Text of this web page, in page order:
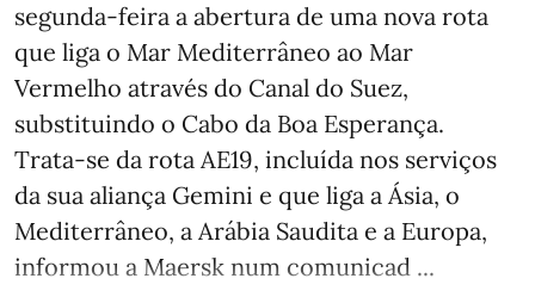
segunda-feira a abertura de uma nova rota
que liga o Mar Mediterrâneo ao Mar
Vermelho através do Canal do Suez,
substituindo o Cabo da Boa Esperança.
Trata-se da rota AE19, incluída nos serviços
da sua aliança Gemini e que liga a Ásia, o
Mediterrâneo, a Arábia Saudita e a Europa,
informou a Maersk num comunicad ...